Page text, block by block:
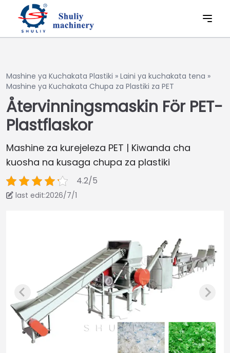
Mashine ya Kuchakata Plastiki » Laini ya kuchakata tena »
Mashine ya Kuchakata Chupa za Plastiki za PET
Återvinningsmaskin För PET-
Plastflaskor
Mashine za kurejeleza PET | Kiwanda cha
kuosha na kusaga chupa za plastiki
4.2/5
last edit:2026/7/1